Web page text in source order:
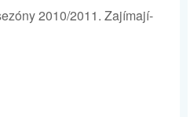
2010/2011. Zajímají-